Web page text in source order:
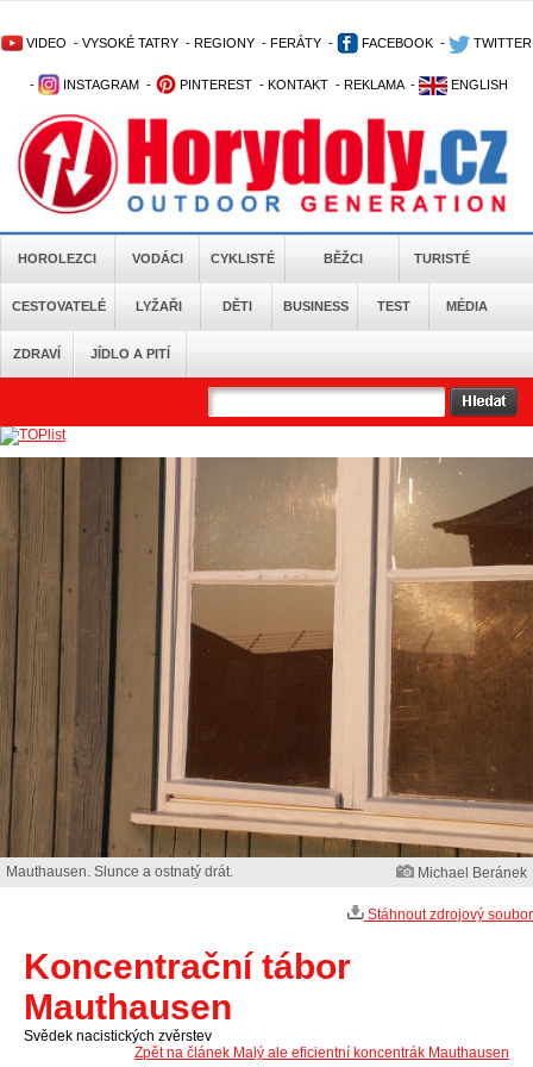
VIDEO - VYSOKÉ TATRY - REGIONY - FERÁTY - FACEBOOK - TWITTER
- INSTAGRAM - PINTEREST - KONTAKT - REKLAMA - ENGLISH
HOROLEZCI VODÁCI CYKLISTÉ BĚŽCI TURISTÉ
CESTOVATELÉ LYŽAŘI DĚTI BUSINESS TEST MÉDIA
ZDRAVÍ JÍDLO A PITÍ
Mauthausen. Slunce a ostnatý drát. Michael Beránek
Stáhnout zdrojový soubor
Koncentrační tábor
Mauthausen
Svědek nacistických zvěrstev
Zpět na článek Malý ale eficientní koncentrák Mauthausen